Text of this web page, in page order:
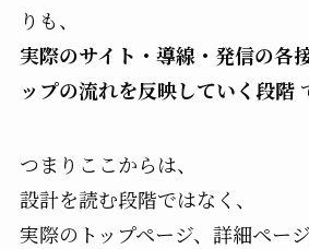
りも、
実際のサイト・導線・発信の各
ップの流れを反映していく段階
つまりここからは、
設計を読む段階ではなく、
実際のトップページ、詳細ペー